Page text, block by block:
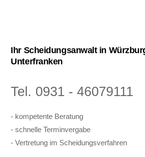
Ihr Scheidungsanwalt in
Unterfranken
Tel. 0931 - 46079111
- kompetente Beratung
- schnelle Terminvergabe
- Vertretung im Scheidungsverfahren